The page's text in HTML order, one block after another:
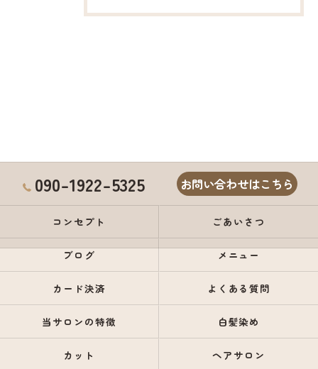
090-1922-5325 お問い合わせはこちら
コンセプト ごあいさつ
ブログ メニュー
カード決済 よくある質問
当サロンの特徴 白髪染め
カット ヘアサロン